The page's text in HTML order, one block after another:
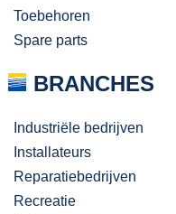
Toebehoren
Spare parts
BRANCHES
Industriële bedrijven
Installateurs
Reparatiebedrijven
Recreatie